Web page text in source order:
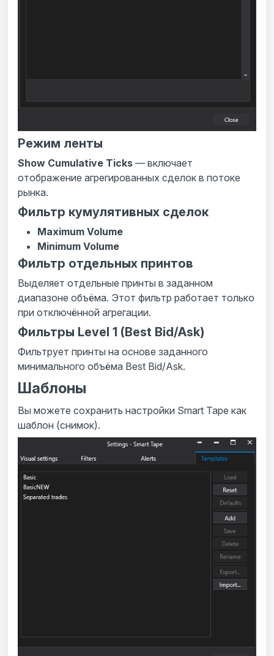
Режим ленты
Show Cumulative Ticks — включает
отображение агрегированных сделок в потоке
рынка.
Фильтр кумулятивных сделок
Maximum Volume
Minimum Volume
Фильтр отдельных принтов
Выделяет отдельные принты в заданном
диапазоне объёма. Этот фильтр работает только
при отключённой агрегации.
Фильтры Level 1 (Best Bid/Ask)
Фильтрует принты на основе заданного
минимального объёма Best Bid/Ask.
Шаблоны
Вы можете сохранить настройки Smart Tape как
шаблон (снимок).